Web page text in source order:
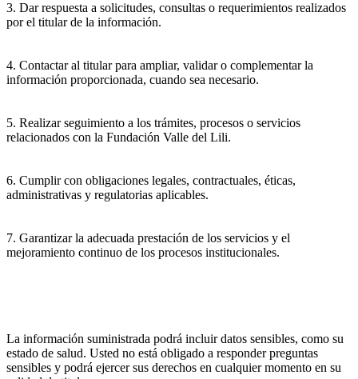
3. Dar respuesta a solicitudes, consultas o requerimientos realizados
por el titular de la información.
4. Contactar al titular para ampliar, validar o complementar la
información proporcionada, cuando sea necesario.
5. Realizar seguimiento a los trámites, procesos o servicios
relacionados con la Fundación Valle del Lili.
6. Cumplir con obligaciones legales, contractuales, éticas,
administrativas y regulatorias aplicables.
7. Garantizar la adecuada prestación de los servicios y el
mejoramiento continuo de los procesos institucionales.
La información suministrada podrá incluir datos sensibles, como su
estado de salud. Usted no está obligado a responder preguntas
sensibles y podrá ejercer sus derechos en cualquier momento en su